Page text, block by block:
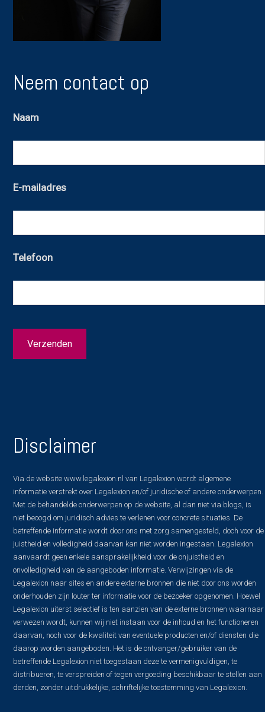
Neem contact op
Naam
E-mailadres
Telefoon
Disclaimer
Via de website www.legalexion.nl van Legalexion wordt algemene
informatie verstrekt over Legalexion en/of juridische of andere onderwerpen.
Met de behandelde onderwerpen op de website, al dan niet via blogs, is
niet beoogd om juridisch advies te verlenen voor concrete situaties. De
betreffende informatie wordt door ons met zorg samengesteld, doch voor de
juistheid en volledigheid daarvan kan niet worden ingestaan. Legalexion
aanvaardt geen enkele aansprakelijkheid voor de onjuistheid en
onvolledigheid van de aangeboden informatie. Verwijzingen via de
Legalexion naar sites en andere externe bronnen die niet door ons worden
onderhouden zijn louter ter informatie voor de bezoeker opgenomen. Hoewel
Legalexion uiterst selectief is ten aanzien van de externe bronnen waarnaar
verwezen wordt, kunnen wij niet instaan voor de inhoud en het functioneren
daarvan, noch voor de kwaliteit van eventuele producten en/of diensten die
daarop worden aangeboden. Het is de ontvanger/gebruiker van de
betreffende Legalexion niet toegestaan deze te vermenigvuldigen, te
distribueren, te verspreiden of tegen vergoeding beschikbaar te stellen aan
derden, zonder uitdrukkelijke, schriftelijke toestemming van Legalexion.